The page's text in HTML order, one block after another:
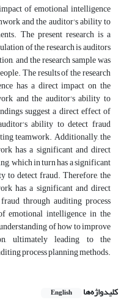
of emotional intelligence
and the auditor's ability to
The present research is a
of the research is auditors
and the research sample was
The results of the research
has a direct impact on the
and the auditor's ability to
suggest a direct effect of
ability to detect fraud
teamwork. Additionally, the
has a significant and direct
which in turn has a significant
to detect fraud. Therefore, the
has a significant and direct
through auditing process
of how to improve
‎ultimately leading to the
‎process planning methods.‎
کلیدواژه‌ها English